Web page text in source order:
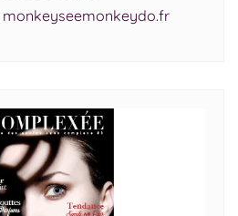
monkeyseemonkeydo.fr